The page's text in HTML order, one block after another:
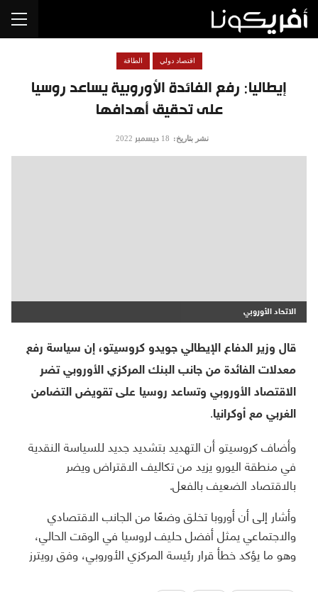
إيطاليا: رفع الفائدة الأوروبية يساعد روسيا
على تحقيق أهدافها
اقتصاد دولي الطاقة
نشر بتاريخ: 18 ديسمبر 2022
الاتحاد الأوروبي
قال وزير الدفاع الإيطالي جويدو كروسيتو، إن سياسة رفع
معدلات الفائدة من جانب البنك المركزي الأوروبي تضر
الاقتصاد الأوروبي وتساعد روسيا على تقويض التضامن
الغربي مع أوكرانيا.
وأضاف كروسيتو أن التهديد بتشديد جديد للسياسة النقدية
في منطقة اليورو يزيد من تكاليف الاقتراض ويضر
بالاقتصاد الضعيف بالفعل.
وأشار إلى أن أوروبا تخلق وضعًا من الجانب الاقتصادي
والاجتماعي يمثل أفضل حليف لروسيا في الوقت الحالي،
وهو ما يؤكد خطأ قرار رئيسة المركزي الأوروبي، وفق رويترز